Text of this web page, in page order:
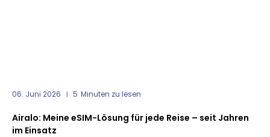
06. Juni 2026 5 Minuten zu lesen
Airalo: Meine eSIM-Lösung für jede Reise – seit Jahren
im Einsatz